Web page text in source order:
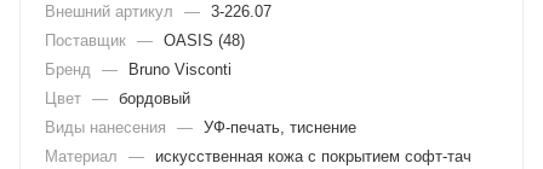
Внешний артикул — 3-226.07
Поставщик — OASIS (48)
Бренд
—
Bruno Visconti
Цвет — бордовый
Виды нанесения
— УФ-печать, тиснение
Материал
— искусственная кожа с покрытием софт-тач